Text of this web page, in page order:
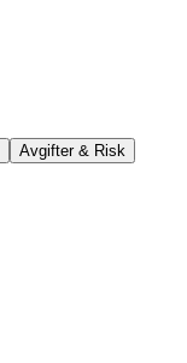
Avgifter & Risk